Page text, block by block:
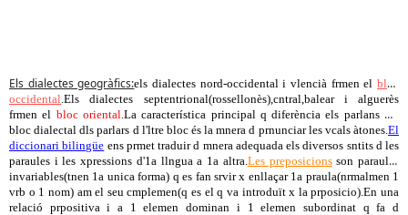
Els dialectes geogràfics:els dialectes nord-occidental i vlencià frmen elbloc
occidental.Els dialectes septentrional(rossellonès),cntral,balear i alguerès
frmen el bloc oriental.La característica principal q diferència els parlans d'1
bloc dialectal dls parlars d l'ltre bloc és la mnera d prnunciar les vcals àtones.El
diccionari bilingüe ens prmet traduir d mnera adequada els diversos sntits d les
paraules i les xpressions d'1a llngua a 1a altra.Les preposicionsson paraules
invariables(tnen 1a unica forma) q es fan srvir x enllaçar 1a praula(nrmalmen 1
vrb o 1 nom) am el seu cmplemen(q es el q va introduït x la prposicio).En una
relació prpositiva i a 1 elemen dominan i 1 elemen subordinat q fa d